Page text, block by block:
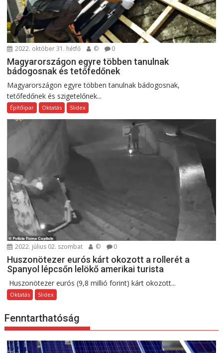
2022. október 31. hétfő © 0
Magyarországon egyre többen tanulnak
bádogosnak és tetőfedőnek
Magyarországon egyre többen tanulnak bádogosnak,
tetőfedőnek és szigetelőnek...
Építőipar Oktatás Slidex
2022. július 02. szombat © 0
Huszonötezer eurós kárt okozott a rollerét a
Spanyol lépcsőn lelökő amerikai turista
Huszonötezer eurós (9,8 millió forint) kárt okozott...
Oktatás Slidex
Fenntarthatóság